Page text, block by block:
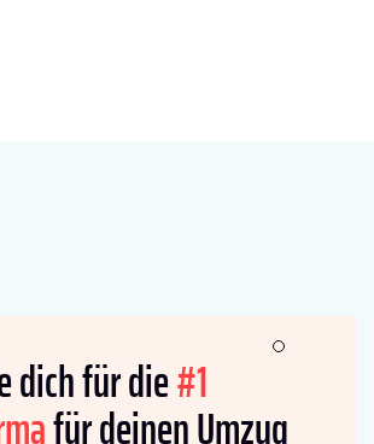
dich für die#1
für deinen Umzug